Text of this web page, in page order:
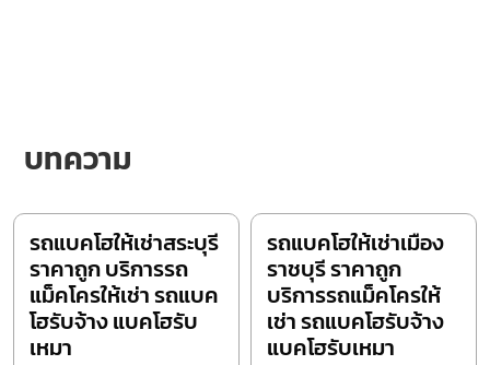
บทความ
รถแบคโฮให้เช่าสระบุรี
ราคาถูก บริการรถ
แม็คโครให้เช่า รถแบค
โฮรับจ้าง แบคโฮรับ
เหมา
รถแบคโฮให้เช่าเมือง
ราชบุรี ราคาถูก
บริการรถแม็คโครให้
เช่า รถแบคโฮรับจ้าง
แบคโฮรับเหมา